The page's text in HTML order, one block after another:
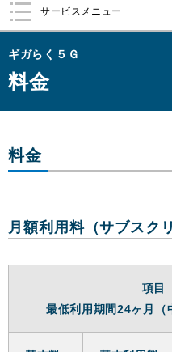
ギガらく５Ｇ
料金
サービスメニュー
料金
月額利用料（サブスク
項目
最低利用期間24ヶ月（